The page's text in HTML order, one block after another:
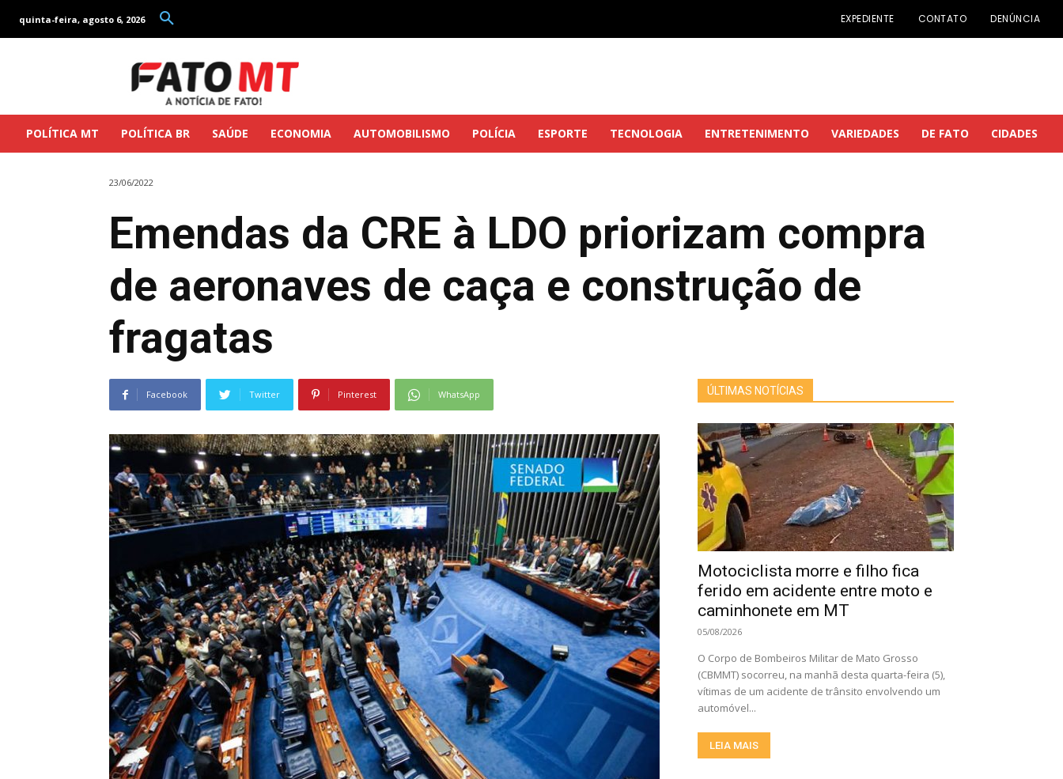
quinta-feira, agosto 6, 2026 EXPEDIENTE CONTATO DENÚNCIA
POLÍTICA MT POLÍTICA BR SAÚDE ECONOMIA AUTOMOBILISMO POLÍCIA ESPORTE TECNOLOGIA ENTRETENIMENTO VARIEDADES DE FATO CIDADES
23/06/2022
Emendas da CRE à LDO priorizam compra
de aeronaves de caça e construção de
fragatas
Facebook Twitter Pinterest WhatsApp ÚLTIMAS NOTÍCIAS
Motociclista morre e filho fica
ferido em acidente entre moto e
caminhonete em MT
05/08/2026
O Corpo de Bombeiros Militar de Mato Grosso
(CBMMT) socorreu, na manhã desta quarta-feira (5),
vítimas de um acidente de trânsito envolvendo um
automóvel...
LEIA MAIS